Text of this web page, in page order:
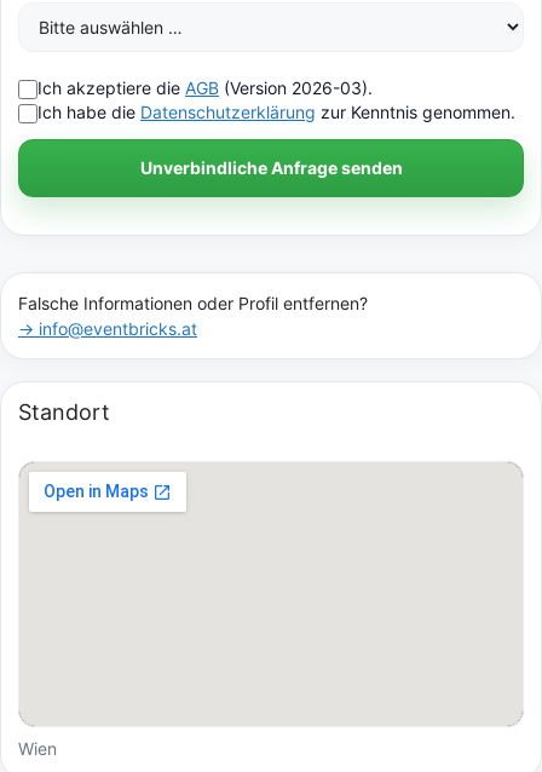
Ich akzeptiere die AGB (Version 2026-03).
Ich habe die Datenschutzerklärung zur Kenntnis genommen.
Unverbindliche Anfrage senden
Falsche Informationen oder Profil entfernen?
→ info@eventbricks.at
Standort
Wien